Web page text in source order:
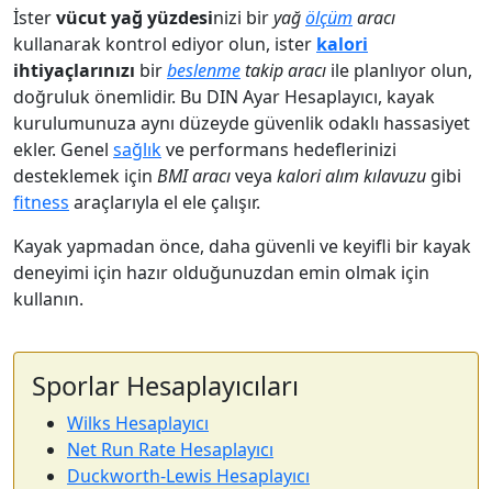
İstervücut yağ yüzdesinizi biryağölçüm aracı
kullanarak kontrol ediyor olun, ister kalori
ihtiyaçlarınızı birbeslenmetakip aracı ile planlıyor olun,
doğruluk önemlidir. Bu DIN Ayar Hesaplayıcı, kayak
kurulumunuza aynı düzeyde güvenlik odaklı hassasiyet
ekler. Genel sağlıkve performans hedeflerinizi
desteklemek için BMI aracıveya kalori alım kılavuzu gibi
fitness araçlarıyla el ele çalışır.
Kayak yapmadan önce, daha güvenli ve keyifli bir kayak
deneyimi için hazır olduğunuzdan emin olmak için
kullanın.
Sporlar Hesaplayıcıları
Wilks Hesaplayıcı
Net Run Rate Hesaplayıcı
Duckworth-Lewis Hesaplayıcı